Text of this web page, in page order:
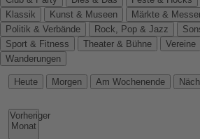
Klassik
Kunst & Museen Märkte &
Politik & Verbände
Rock, Pop & Jazz
Sport & Fitness
Theater & Bühne Vereine
Wanderungen
Heute Morgen Am Wochenende
Vorheriger
Monat